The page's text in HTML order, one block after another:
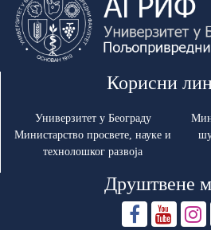
Корисни
Универзитет у Београду
Министарство просвете, науке и
технолошког развоја
Друштвене